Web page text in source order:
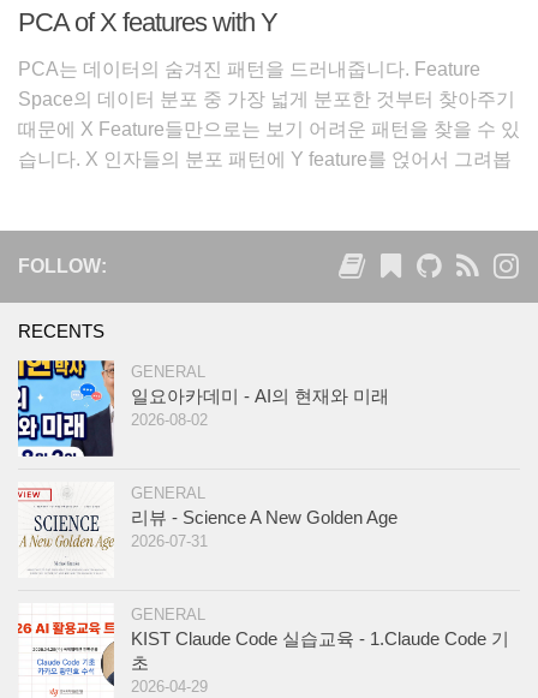
PCA of X features with Y
PCA는 데이터의 숨겨진 패턴을 드러내줍니다. Feature
Space의 데이터 분포 중 가장 넓게 분포한 것부터 찾아주기
때문에 X Feature들만으로는 보기 어려운 패턴을 찾을 수 있
습니다. X 인자들의 분포 패턴에 Y feature를 얹어서 그려봅
FOLLOW:
RECENTS
GENERAL
일요아카데미 - AI의 현재와 미래
2026-08-02
GENERAL
리뷰 - Science A New Golden Age
2026-07-31
GENERAL
KIST Claude Code 실습교육 - 1.Claude Code 기
초
2026-04-29